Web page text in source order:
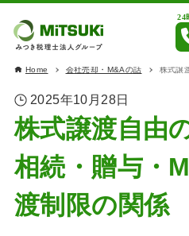
24
Home 会社売却・M&Aの話 株式譲
2025年10月28日
株式譲渡自由
相続・贈与・
渡制限の関係